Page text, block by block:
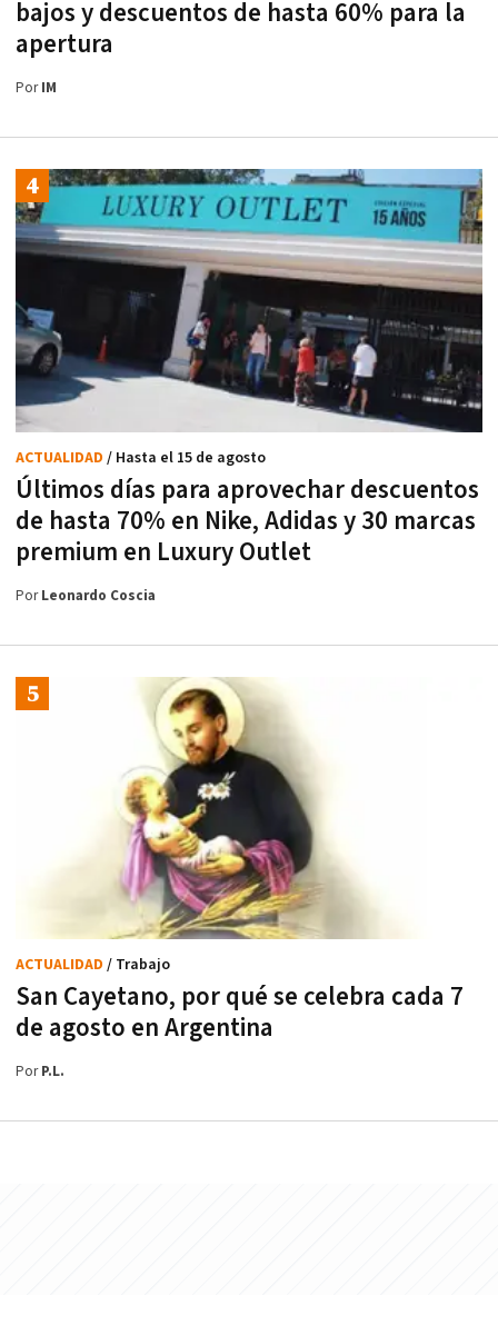
bajos y descuentos de hasta 60% para la
apertura
PorIM
Últimos días para aprovechar descuentos
de hasta 70% en Nike, Adidas y 30 marcas
premium en Luxury Outlet
ACTUALIDAD / Hasta el 15 de agosto
PorLeonardo Coscia
San Cayetano, por qué se celebra cada 7
de agosto en Argentina
ACTUALIDAD / Trabajo
PorP.L.